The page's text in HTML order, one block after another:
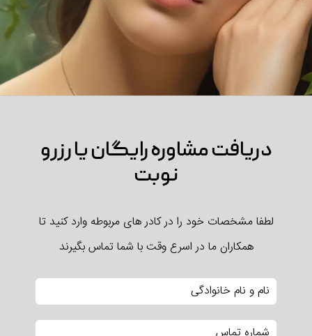
دریافت مشاوره رایگان یا رزرو
نوبت
لطفا مشخصات خود را در کادر های مربوطه وارد کنید تا
همکاران ما در اسرع وقت با شما تماس بگیرند